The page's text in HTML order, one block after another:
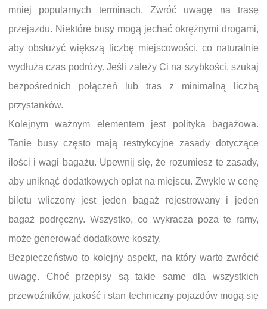
mniej popularnych terminach. Zwróć uwagę na trasę
przejazdu. Niektóre busy mogą jechać okrężnymi drogami,
aby obsłużyć większą liczbę miejscowości, co naturalnie
wydłuża czas podróży. Jeśli zależy Ci na szybkości, szukaj
bezpośrednich połączeń lub tras z minimalną liczbą
przystanków.
Kolejnym ważnym elementem jest polityka bagażowa.
Tanie busy często mają restrykcyjne zasady dotyczące
ilości i wagi bagażu. Upewnij się, że rozumiesz te zasady,
aby uniknąć dodatkowych opłat na miejscu. Zwykle w cenę
biletu wliczony jest jeden bagaż rejestrowany i jeden
bagaż podręczny. Wszystko, co wykracza poza te ramy,
może generować dodatkowe koszty.
Bezpieczeństwo to kolejny aspekt, na który warto zwrócić
uwagę. Choć przepisy są takie same dla wszystkich
przewoźników, jakość i stan techniczny pojazdów mogą się